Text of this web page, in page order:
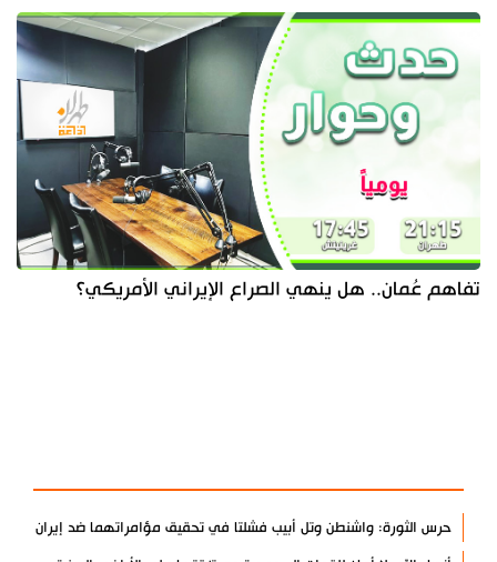
تفاهم عُمان.. هل ينهي الصراع الإيراني الأمريكي؟
حرس الثورة: واشنطن وتل أبيب فشلتا في تحقيق مؤامراتهما ضد إيران